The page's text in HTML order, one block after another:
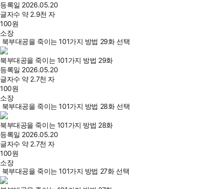
등록일 2026.05.20
글자수 약 2.9천 자
100원
소장
북부대공을 죽이는 101가지 방법 29화 선택
북부대공을 죽이는 101가지 방법 29화
등록일 2026.05.20
글자수 약 2.7천 자
100원
소장
북부대공을 죽이는 101가지 방법 28화 선택
북부대공을 죽이는 101가지 방법 28화
등록일 2026.05.20
글자수 약 2.7천 자
100원
소장
북부대공을 죽이는 101가지 방법 27화 선택